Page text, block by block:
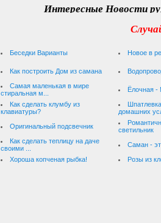
Интересные Новости
Беседки Варианты Новое в
Как построить Дом из самана
Самая маленькая в мире
стиральная м...
Ёлочная
Как сделать клумбу из
клавиатуры?
домашних
Оригинальный подсвечник
светильник
Как сделать теплицу на даче
своими ...
Саман -
Хороша копченая рыбка!
Розы из